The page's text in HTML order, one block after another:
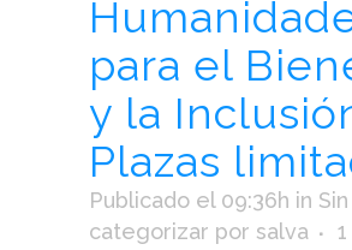
para el
y la
Plazas
Publicado el 09:36h in Sin
categorizar por salva 1